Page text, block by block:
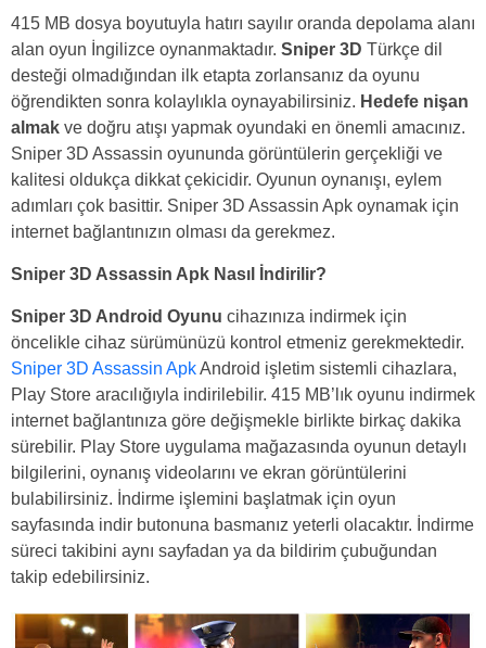
415 MB dosya boyutuyla hatırı sayılır oranda depolama alanı
alan oyun İngilizce oynanmaktadır. Sniper 3D Türkçe dil
desteği olmadığından ilk etapta zorlansanız da oyunu
öğrendikten sonra kolaylıkla oynayabilirsiniz. Hedefe nişan
almak ve doğru atışı yapmak oyundaki en önemli amacınız.
Sniper 3D Assassin oyununda görüntülerin gerçekliği ve
kalitesi oldukça dikkat çekicidir. Oyunun oynanışı, eylem
adımları çok basittir. Sniper 3D Assassin Apk oynamak için
internet bağlantınızın olması da gerekmez.
Sniper 3D Assassin Apk Nasıl İndirilir?
Sniper 3D Android Oyunu cihazınıza indirmek için
öncelikle cihaz sürümünüzü kontrol etmeniz gerekmektedir.
Sniper 3D Assassin ApkAndroid işletim sistemli cihazlara,
Play Store aracılığıyla indirilebilir. 415 MB’lık oyunu indirmek
internet bağlantınıza göre değişmekle birlikte birkaç dakika
sürebilir. Play Store uygulama mağazasında oyunun detaylı
bilgilerini, oynanış videolarını ve ekran görüntülerini
bulabilirsiniz. İndirme işlemini başlatmak için oyun
sayfasında indir butonuna basmanız yeterli olacaktır. İndirme
süreci takibini aynı sayfadan ya da bildirim çubuğundan
takip edebilirsiniz.